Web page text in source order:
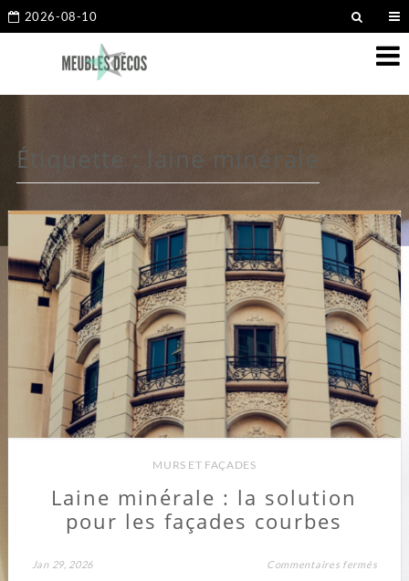
2026-08-10
Étiquette : laine minérale
MURS ET FAÇADES
Laine minérale : la solution
pour les façades courbes
Jan 29, 2026 Commentaires ferméssur